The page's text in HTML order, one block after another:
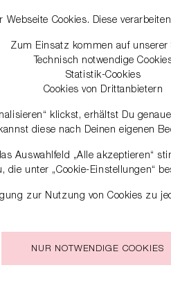
Webseite Cookies. Diese
Zum Einsatz kommen auf unserer
Technisch notwendige
Statistik-Cookies
Cookies von Drittanbietern
klickst, erhältst Du
diese nach Deinen eigenen
Auswahlfeld „Alle akzeptieren“
die unter „Cookie-Einstellungen“
zur Nutzung von Cookies zu
NUR NOTWENDIGE COOKIES